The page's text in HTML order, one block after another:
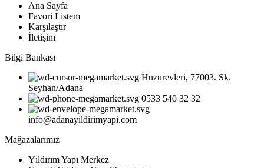
Ana Sayfa
Favori Listem
Karşılaştır
İletişim
Bilgi Bankası
Huzurevleri, 77003. Sk.
Seyhan/Adana
0533 540 32 32
info@adanayildirimyapi.com
Mağazalarımız
Yıldırım Yapı Merkez